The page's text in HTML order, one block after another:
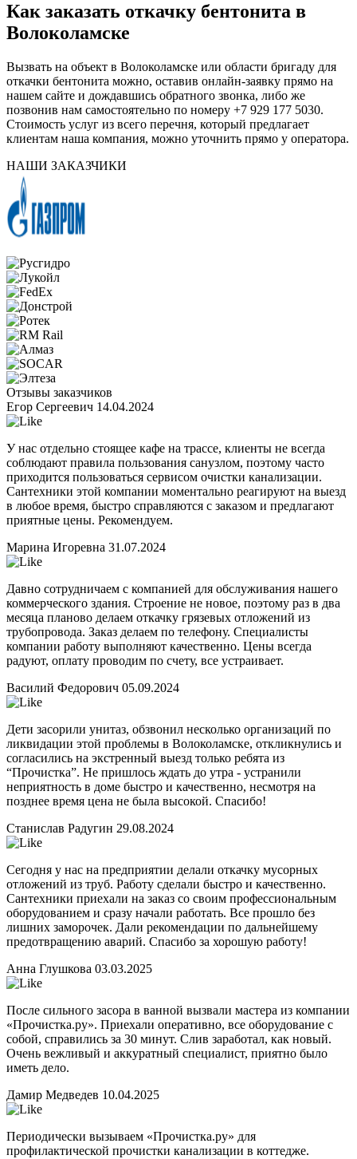
Как заказать откачку бентонита в
Волоколамске
Вызвать на объект в Волоколамске или области бригаду для
откачки бентонита можно, оставив онлайн-заявку прямо на
нашем сайте и дождавшись обратного звонка, либо же
позвонив нам самостоятельно по номеру +7 929 177 5030.
Стоимость услуг из всего перечня, который предлагает
клиентам наша компания, можно уточнить прямо у оператора.
НАШИ ЗАКАЗЧИКИ
Отзывы заказчиков
Егор Сергеевич 14.04.2024
У нас отдельно стоящее кафе на трассе, клиенты не всегда
соблюдают правила пользования санузлом, поэтому часто
приходится пользоваться сервисом очистки канализации.
Сантехники этой компании моментально реагируют на выезд
в любое время, быстро справляются с заказом и предлагают
приятные цены. Рекомендуем.
Марина Игоревна 31.07.2024
Давно сотрудничаем с компанией для обслуживания нашего
коммерческого здания. Строение не новое, поэтому раз в два
месяца планово делаем откачку грязевых отложений из
трубопровода. Заказ делаем по телефону. Специалисты
компании работу выполняют качественно. Цены всегда
радуют, оплату проводим по счету, все устраивает.
Василий Федорович 05.09.2024
Дети засорили унитаз, обзвонил несколько организаций по
ликвидации этой проблемы в Волоколамске, откликнулись и
согласились на экстренный выезд только ребята из
“Прочистка”. Не пришлось ждать до утра - устранили
неприятность в доме быстро и качественно, несмотря на
позднее время цена не была высокой. Спасибо!
Станислав Радугин 29.08.2024
Сегодня у нас на предприятии делали откачку мусорных
отложений из труб. Работу сделали быстро и качественно.
Сантехники приехали на заказ со своим профессиональным
оборудованием и сразу начали работать. Все прошло без
лишних заморочек. Дали рекомендации по дальнейшему
предотвращению аварий. Спасибо за хорошую работу!
Анна Глушкова 03.03.2025
После сильного засора в ванной вызвали мастера из компании
«Прочистка.ру». Приехали оперативно, все оборудование с
собой, справились за 30 минут. Слив заработал, как новый.
Очень вежливый и аккуратный специалист, приятно было
иметь дело.
Дамир Медведев 10.04.2025
Периодически вызываем «Прочистка.ру» для
профилактической прочистки канализации в коттедже.